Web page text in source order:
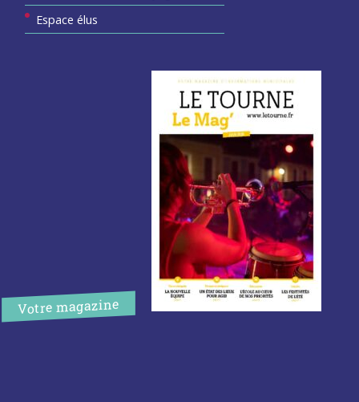
Espace élus
Votre magazine